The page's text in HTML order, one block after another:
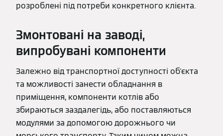
розроблені під потреби конкретного клієнта.
Змонтовані на заводі,
випробувані компоненти
Залежно від транспортної доступності об'єкта
та можливості занести обладнання в
приміщення, компоненти котлів або
збираються заздалегідь, або поставляються
модулями за допомогою дорожнього чи